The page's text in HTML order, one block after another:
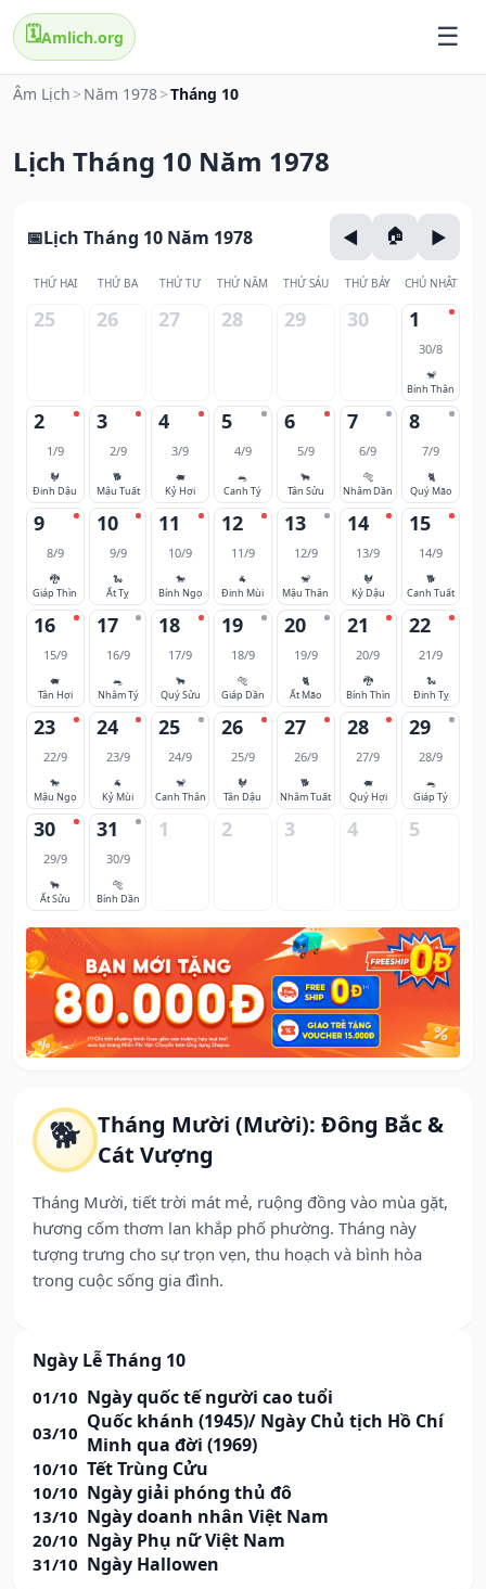
🗓️Amlich.org
Âm Lịch > Năm 1978>Tháng 10
Lịch Tháng 10 Năm 1978
🐕 Tháng Mười (Mười): Đông Bắc &
Cát Vượng
Tháng Mười, tiết trời mát mẻ, ruộng đồng vào mùa gặt,
hương cốm thơm lan khắp phố phường. Tháng này
tượng trưng cho sự trọn vẹn, thu hoạch và bình hòa
trong cuộc sống gia đình.
Ngày Lễ Tháng 10
01/10 Ngày quốc tế người cao tuổi
03/10 Quốc khánh (1945)/ Ngày Chủ tịch Hồ Chí
Minh qua đời (1969)
10/10 Tết Trùng Cửu
10/10 Ngày giải phóng thủ đô
13/10 Ngày doanh nhân Việt Nam
20/10 Ngày Phụ nữ Việt Nam
31/10 Ngày Hallowen
Lịch Tháng 10 Năm 1978
THỨ HAI THỨ BA THỨ TƯ THỨ NĂM THỨ SÁU THỨ BẢY CHỦ NHẬT
25 26 27 28 29 30 1
30/8
🐒
Bính Thân
2
1/9
🐓
Đinh Dậu
3
2/9
🐕
Mậu Tuất
4
3/9
🐖
Kỷ Hợi
5
4/9
🐀
Canh Tý
6
5/9
🐂
Tân Sửu
7
6/9
🐅
Nhâm Dần
8
7/9
🐈
Quý Mão
9
8/9
🐉
Giáp Thìn
10
9/9
🐍
Ất Tỵ
11
10/9
🐎
Bính Ngọ
12
11/9
🐐
Đinh Mùi
13
12/9
🐒
Mậu Thân
14
13/9
🐓
Kỷ Dậu
15
14/9
🐕
Canh Tuất
16
15/9
🐖
Tân Hợi
17
16/9
🐀
Nhâm Tý
18
17/9
🐂
Quý Sửu
19
18/9
🐅
Giáp Dần
20
19/9
🐈
Ất Mão
21
20/9
🐉
Bính Thìn
22
21/9
🐍
Đinh Tỵ
23
22/9
🐎
Mậu Ngọ
24
23/9
🐐
Kỷ Mùi
25
24/9
🐒
Canh Thân
26
25/9
🐓
Tân Dậu
27
26/9
🐕
Nhâm Tuất
28
27/9
🐖
Quý Hợi
29
28/9
🐀
Giáp Tý
30
29/9
🐂
Ất Sửu
31
30/9
🐅
Bính Dần
1 2 3 4 5